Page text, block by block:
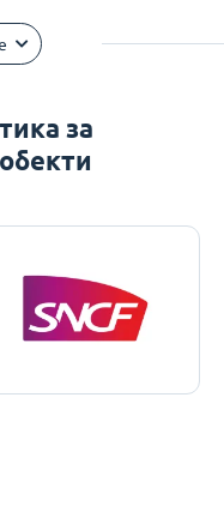
за